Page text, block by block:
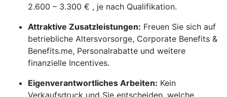
2.600 – 3.300 € , je nach Qualifikation.
Attraktive Zusatzleistungen: Freuen Sie sich auf
betriebliche Altersvorsorge, Corporate Benefits &
Benefits.me, Personalrabatte und weitere
finanzielle Incentives.
Eigenverantwortliches Arbeiten: Kein
Verkaufsdruck und Sie entscheiden, welche